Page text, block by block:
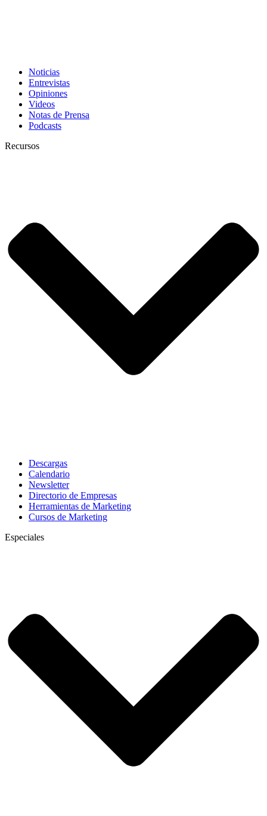
Noticias
Entrevistas
Opiniones
Videos
Notas de Prensa
Podcasts
Recursos
Descargas
Calendario
Newsletter
Directorio de Empresas
Herramientas de Marketing
Cursos de Marketing
Especiales